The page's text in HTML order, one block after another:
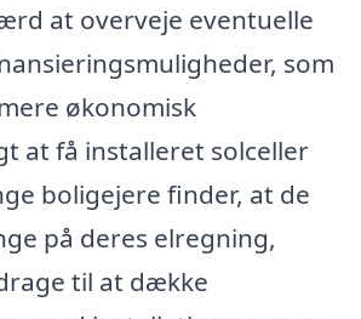
at overveje eventuelle
som
økonomisk
at få installeret solceller
boligejere finder, at de
på deres elregning,
til at dække